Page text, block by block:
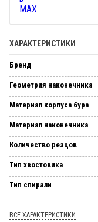
ХАРАКТЕРИСТИКИ
Бренд
Геометрия наконечника
Материал корпуса бура
Материал наконечника
Количество резцов
Тип хвостовика
Тип спирали
ВСЕ ХАРАКТЕРИСТИКИ